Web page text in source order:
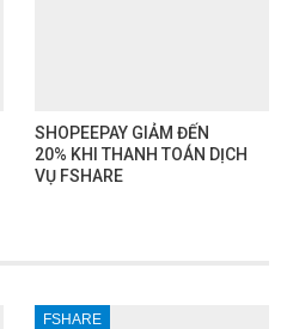
SHOPEEPAY GIẢM ĐẾN
20% KHI THANH TOÁN DỊCH
VỤ FSHARE
FSHARE